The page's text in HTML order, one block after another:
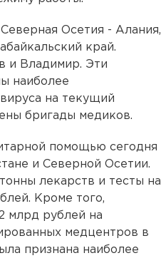
Осетия - Алания,
край.
и Владимир. Эти
наиболее
на текущий
бригады медиков.
помощью сегодня
и Северной Осетии.
лекарств и тесты на
Кроме того,
млрд рублей на
медцентров в
признана наиболее